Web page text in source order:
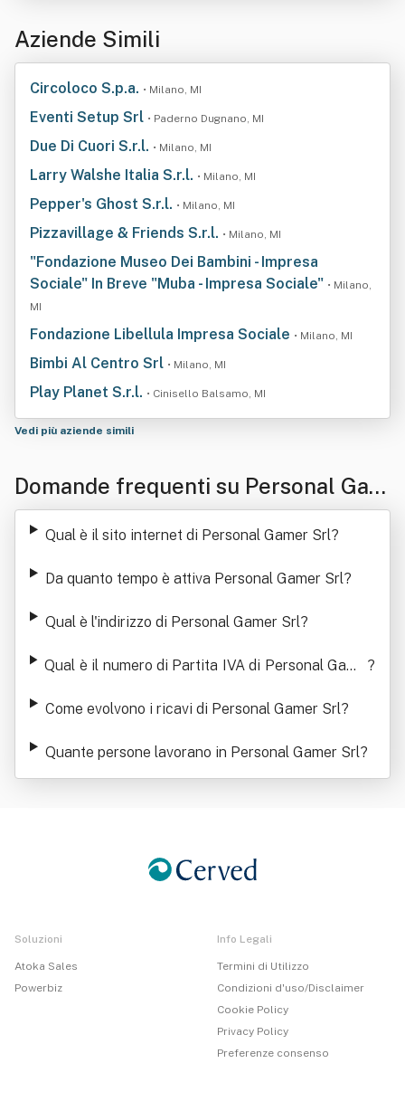
Aziende Simili
Circoloco S.p.a. • Milano, MI
Eventi Setup Srl • Paderno Dugnano, MI
Due Di Cuori S.r.l. • Milano, MI
Larry Walshe Italia S.r.l. • Milano, MI
Pepper's Ghost S.r.l. • Milano, MI
Pizzavillage & Friends S.r.l. • Milano, MI
"Fondazione Museo Dei Bambini - Impresa
Sociale" In Breve "Muba - Impresa Sociale" • Milano,
MI
Fondazione Libellula Impresa Sociale • Milano, MI
Bimbi Al Centro Srl • Milano, MI
Play Planet S.r.l. • Cinisello Balsamo, MI
Vedi più aziende simili
Domande frequenti su Personal Gam
er Srl
Qual è il sito internet di Personal Gamer Srl?
Da quanto tempo è attiva Personal Gamer Srl?
Qual è l'indirizzo di Personal Gamer Srl?
Qual è il numero di Partita IVA di Personal Game ?
Come evolvono i ricavi di Personal Gamer Srl?
Quante persone lavorano in Personal Gamer Srl?
Soluzioni
Atoka Sales
Powerbiz
Info Legali
Termini di Utilizzo
Condizioni d'uso/Disclaimer
Cookie Policy
Privacy Policy
Preferenze consenso